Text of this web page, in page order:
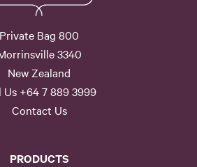
Private Bag 800
3340
New Zealand
Us +64 7 889 3999
Contact Us
PRODUCTS